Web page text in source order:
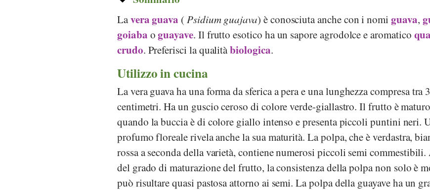
Lavera guava (Psidium guajava) è conosciuta anche con i nomiguava,
goiaba oguayave. Il frutto esotico ha un sapore agrodolce e aromatico
crudo. Preferisci la qualitàbiologica.
Utilizzo in cucina
La vera guava ha una forma da sferica a pera e una lunghezza compresa tra
centimetri. Ha un guscio ceroso di colore verde-giallastro. Il frutto è
quando la buccia è di colore giallo intenso e presenta piccoli puntini neri.
profumo floreale rivela anche la sua maturità. La polpa, che è verdastra,
rossa a seconda della varietà, contiene numerosi piccoli semi commestibili.
del grado di maturazione del frutto, la consistenza della polpa non solo è
può risultare quasi pastosa attorno ai semi. La polpa della guayave ha un